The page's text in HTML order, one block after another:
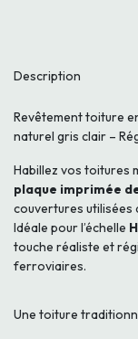
Description
Revêtement toiture
naturel gris clair –
Habillez vos toitures
plaque imprimée
couvertures utilisées
Idéale pour l’échelle
touche réaliste et
ferroviaires.
Une toiture